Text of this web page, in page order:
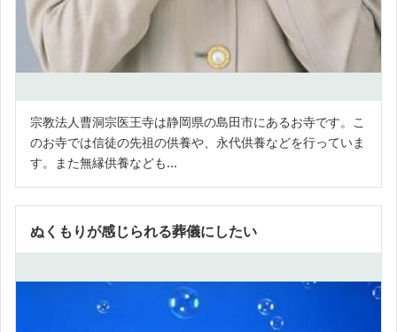
宗教法人曹洞宗医王寺は静岡県の島田市にあるお寺です。こ
のお寺では信徒の先祖の供養や、永代供養などを行っていま
す。また無縁供養なども...
ぬくもりが感じられる葬儀にしたい